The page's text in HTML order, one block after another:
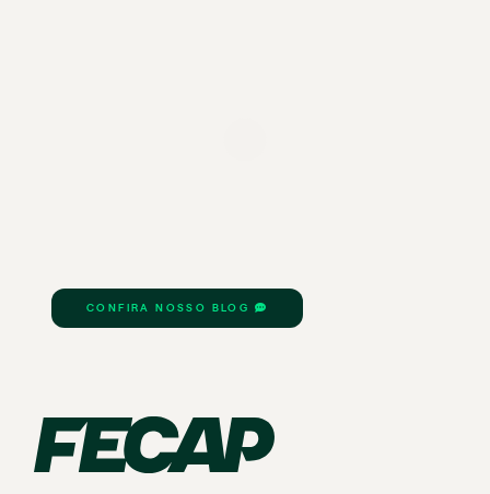
CONFIRA NOSSO BLOG